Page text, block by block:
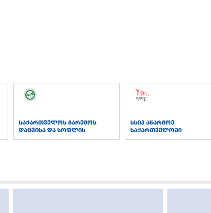
საქართველოს გარემოს
დაცვისა და სოფლის
სსიპ აწარმოე
საქართველოში